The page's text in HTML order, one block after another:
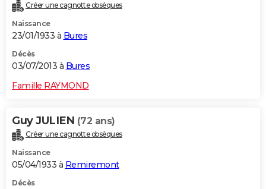
Créer une cagnotte obsèques
Naissance
23/01/1933 à Bures
Décès
03/07/2013 à Bures
Famille RAYMOND
Guy JULIEN (72 ans)
Créer une cagnotte obsèques
Naissance
05/04/1933 à Remiremont
Décès